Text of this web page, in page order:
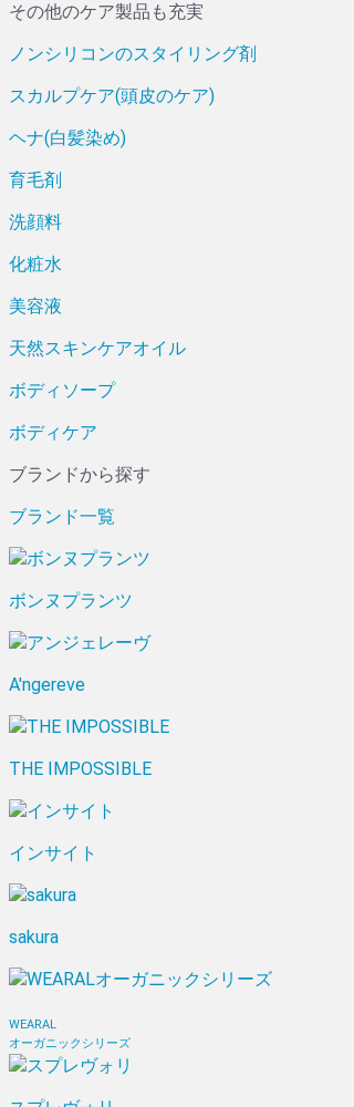
その他のケア製品も充実
ノンシリコンのスタイリング剤
スカルプケア(頭皮のケア)
ヘナ(白髪染め)
育毛剤
洗顔料
化粧水
美容液
天然スキンケアオイル
ボディソープ
ボディケア
ブランドから探す
ブランド一覧
ボンヌプランツ
A'ngereve
THE IMPOSSIBLE
インサイト
sakura
WEARAL
オーガニックシリーズ